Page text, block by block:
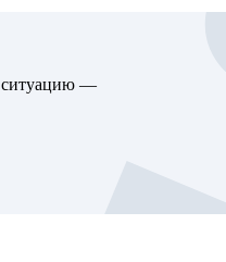
специалистам в
ситуацию —